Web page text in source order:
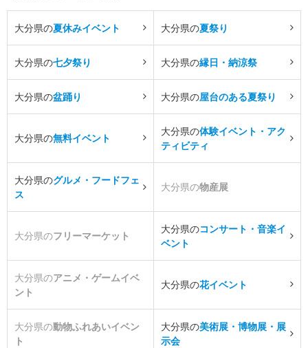
大分県の夏休みイベント 大分県の夏祭り
大分県の七夕祭り 大分県の縁日・納涼祭
大分県の盆踊り 大分県の屋台のある夏祭り
大分県の無料イベント
大分県の体験イベント・アク
ティビティ
大分県のグルメ・フードフェ
ス
大分県の物産展
大分県のフリーマーケット
大分県のコンサート・音楽イ
ベント
大分県のアニメ・ゲームイベ
ント
大分県の花イベント
大分県の動物ふれあいイベン
ト
大分県の美術展・博物展・展
示会